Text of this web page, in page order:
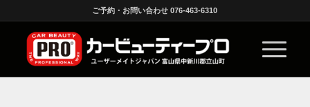
ご予約・お問い合わせ 076-463-6310